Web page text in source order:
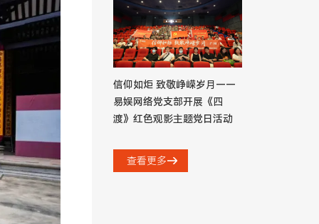
信仰如炬 致敬峥嵘岁月——
易娱网络党支部开展《四
渡》红色观影主题党日活动
查看更多